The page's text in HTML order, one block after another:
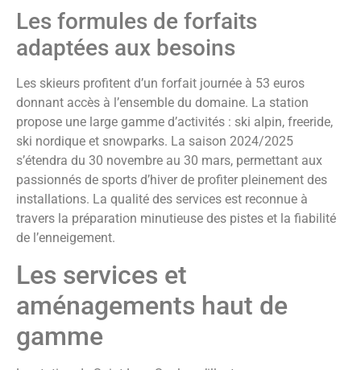
Les formules de forfaits
adaptées aux besoins
Les skieurs profitent d’un forfait journée à 53 euros
donnant accès à l’ensemble du domaine. La station
propose une large gamme d’activités : ski alpin, freeride,
ski nordique et snowparks. La saison 2024/2025
s’étendra du 30 novembre au 30 mars, permettant aux
passionnés de sports d’hiver de profiter pleinement des
installations. La qualité des services est reconnue à
travers la préparation minutieuse des pistes et la fiabilité
de l’enneigement.
Les services et
aménagements haut de
gamme